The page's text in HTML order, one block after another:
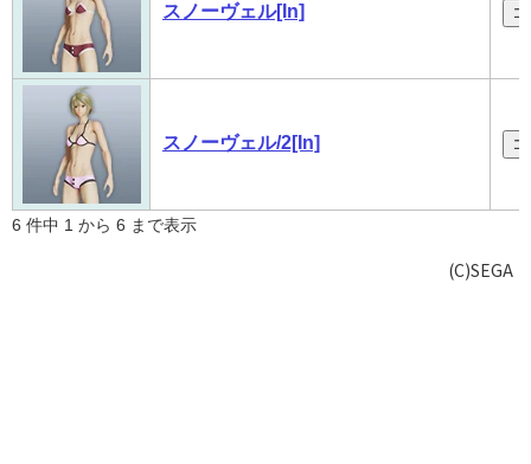
スノーヴェル[In]
スノーヴェル/2[In]
6 件中 1 から 6 まで表示
(C)SEGA